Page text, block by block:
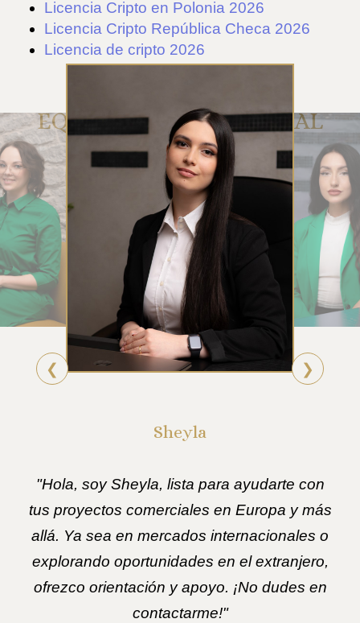
Licencia Cripto en Polonia 2026
Licencia Cripto República Checa 2026
Licencia de cripto 2026
EQUIPO DE ATENCIÓN AL
CLIENTE DE RUE
❮ ❯
Sheyla
"Hola, soy Sheyla, lista para ayudarte con
tus proyectos comerciales en Europa y más
allá. Ya sea en mercados internacionales o
explorando oportunidades en el extranjero,
ofrezco orientación y apoyo. ¡No dudes en
contactarme!"